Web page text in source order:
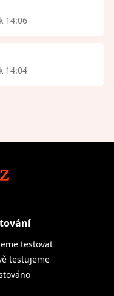
14:06
14:04
testovat
testujeme